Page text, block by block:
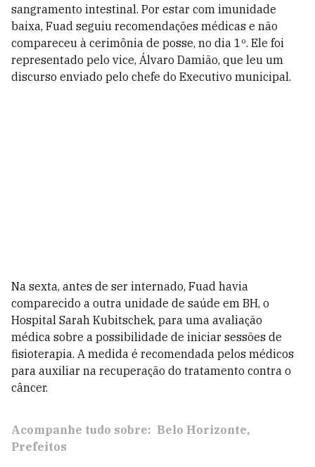
sangramento intestinal. Por estar com imunidade
baixa, Fuad seguiu recomendações médicas e não
compareceu à cerimônia de posse, no dia 1º. Ele foi
representado pelo vice, Álvaro Damião, que leu um
discurso enviado pelo chefe do Executivo municipal.
Na sexta, antes de ser internado, Fuad havia
comparecido a outra unidade de saúde em BH, o
Hospital Sarah Kubitschek, para uma avaliação
médica sobre a possibilidade de iniciar sessões de
fisioterapia. A medida é recomendada pelos médicos
para auxiliar na recuperação do tratamento contra o
câncer.
Acompanhe tudo sobre: Belo Horizonte
Prefeitos